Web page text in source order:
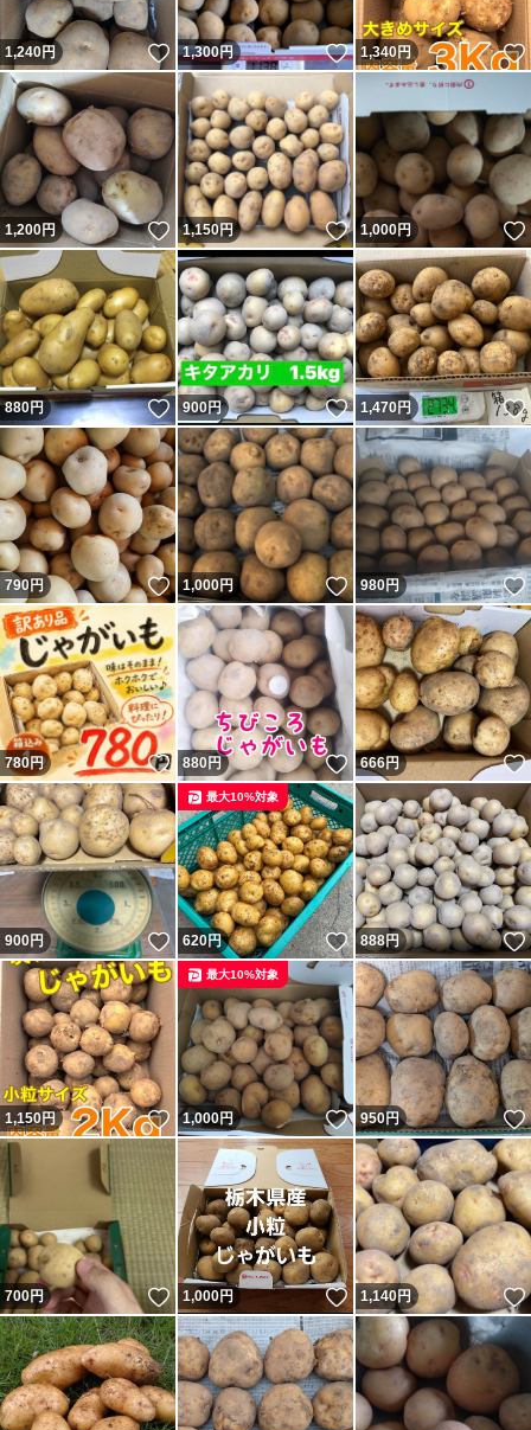
1,240円 いいね！
1,300円 いいね！
1,340円
1,200円 いいね！
1,150円 いいね！
1,000円
880円 いいね！
900円 いいね！
1,470円
790円 いいね！
1,000円 いいね！
980円
780円 いいね！
880円 いいね！
666円
900円 いいね！
620円 いいね！
最大10%対象
888円
1,150円 いいね！
1,000円 いいね！
最大10%対象
950円
700円 いいね！
1,000円 いいね！
1,140円